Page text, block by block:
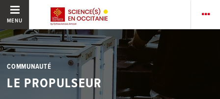
MENU
COMMUNAUTÉ
LE PROPULSEUR